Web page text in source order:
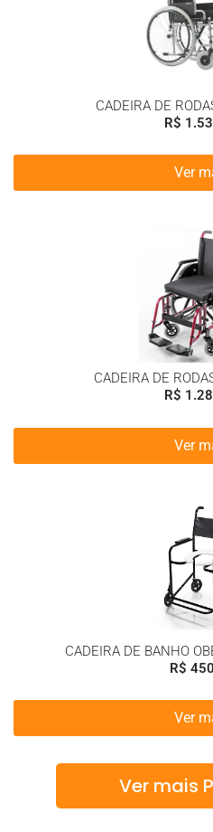
CADEIRA DE
R$
Ver
CADEIRA DE
R$
Ver
CADEIRA DE BANHO
R$
Ver
Ver mais